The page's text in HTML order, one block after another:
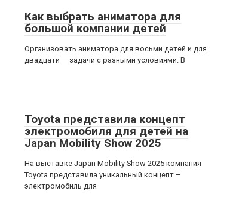
Как выбрать аниматора для
большой компании детей
Организовать аниматора для восьми детей и для
двадцати — задачи с разными условиями. В
Toyota представила концепт
электромобиля для детей на
Japan Mobility Show 2025
На выставке Japan Mobility Show 2025 компания
Toyota представила уникальный концепт –
электромобиль для